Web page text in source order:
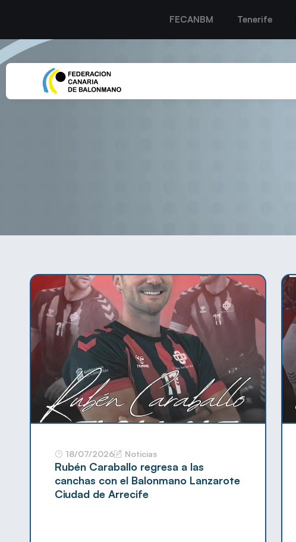
FECANBM Tenerife
18/07/2026 Noticias
Rubén Caraballo regresa a las
canchas con el Balonmano Lanzarote
Ciudad de Arrecife